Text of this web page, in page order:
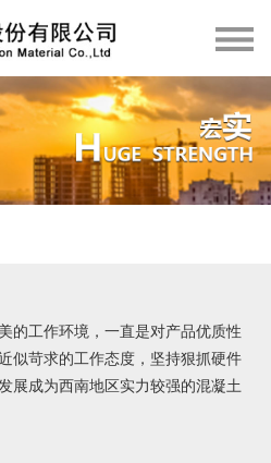
的工作环境，一直是对产品优质性
似苛求的工作态度，坚持狠抓硬件
展成为西南地区实力较强的混凝土